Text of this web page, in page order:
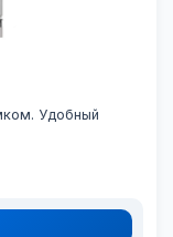
Удобный